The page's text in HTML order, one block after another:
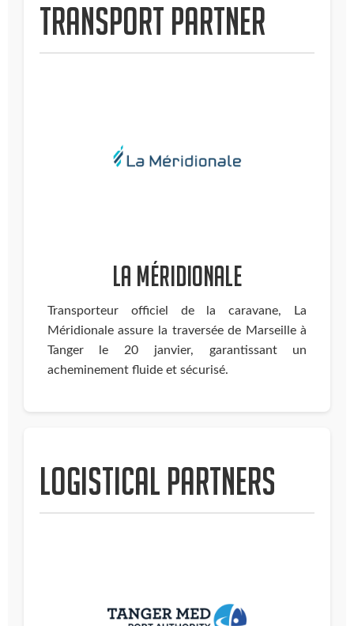
Transport partner
La Méridionale
Transporteur officiel de la caravane, La
Méridionale assure la traversée de Marseille à
Tanger le 20 janvier, garantissant un
acheminement fluide et sécurisé.
Logistical partners